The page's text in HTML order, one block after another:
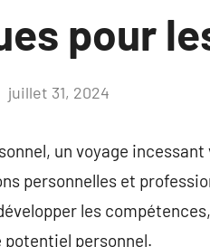
pour
juillet 31, 2024
un voyage
personnelles et
les
personnel.